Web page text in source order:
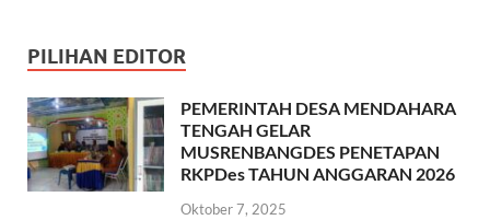
PILIHAN EDITOR
PEMERINTAH DESA MENDAHARA
TENGAH GELAR
MUSRENBANGDES PENETAPAN
RKPDes TAHUN ANGGARAN 2026
Oktober 7, 2025